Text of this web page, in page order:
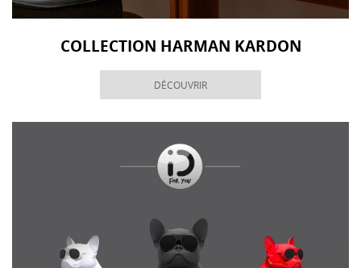
COLLECTION HARMAN KARDON
DÉCOUVRIR